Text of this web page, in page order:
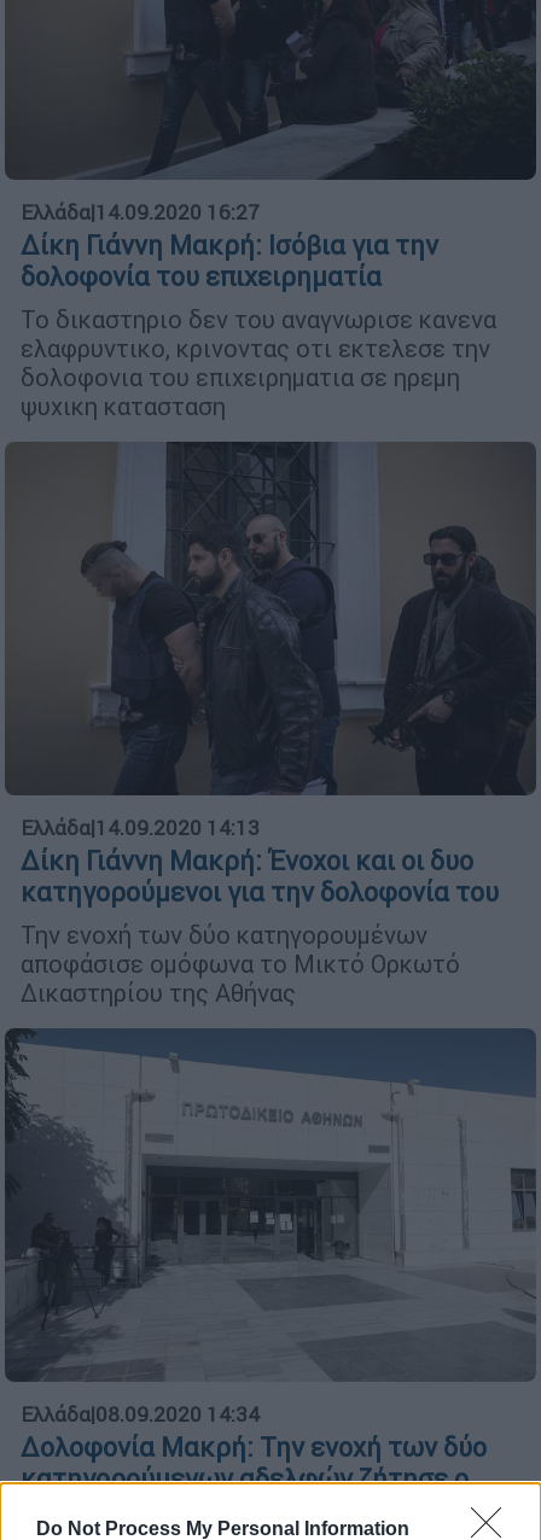
Do Not Process My Personal Information
Ελλάδα|14.09.2020 16:27
Δίκη Γιάννη Μακρή: Ισόβια για την
δολοφονία του επιχειρηματία
Το δικαστηριο δεν του αναγνωρισε κανενα
ελαφρυντικο, κρινοντας οτι εκτελεσε την
δολοφονια του επιχειρηματια σε ηρεμη
ψυχικη κατασταση
Ελλάδα|14.09.2020 14:13
Δίκη Γιάννη Μακρή: Ένοχοι και οι δυο
κατηγορούμενοι για την δολοφονία του
Την ενοχή των δύο κατηγορουμένων
αποφάσισε ομόφωνα το Μικτό Ορκωτό
Δικαστηρίου της Αθήνας
Ελλάδα|08.09.2020 14:34
Δολοφονία Μακρή: Την ενοχή των δύο
κατηγορούμενων αδελφών ζήτησε ο